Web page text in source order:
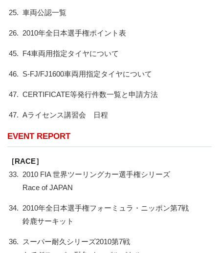
25. 車両公認一覧
26. 2010年全日本選手権ポイント表
45. F4車両用指定タイヤについて
46. S-FJ/FJ1600車両用指定タイヤについて
47. CERTIFICATE等発行件数一覧と申請方法
47. Aライセンス講習会 日程
EVENT REPORT
［RACE］
33. 2010 FIA 世界ツーリングカー選手権シリーズ
Race of JAPAN
34. 2010年全日本選手権フォーミュラ・ニッポン第7戦
鈴鹿サーキット
36.
スーパー耐久シリーズ2010第7戦